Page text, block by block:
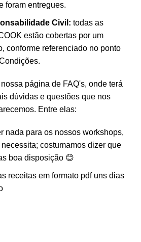
foram entregues.
Civil: todas as
estão cobertas por um
conforme referenciado no ponto
página de FAQ's, onde terá
dúvidas e questões que nos
Entre elas:
nada para os nossos workshops,
costumamos dizer que
boa disposição 😊
receitas em formato pdf uns dias